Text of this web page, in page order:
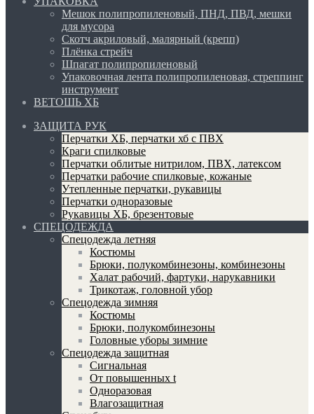
Мешок полипропиленовый, ПНД, ПВД, мешки
для мусора
Скотч акриловый, малярный (крепп)
Плёнка стрейч
Шпагат полипропиленовый
Упаковочная лента полипропиленовая, стреппинг
инструмент
ВЕТОШЬ ХБ
ЗАЩИТА РУК
Перчатки ХБ, перчатки хб с ПВХ
Краги спилковые
Перчатки облитые нитрилом, ПВХ, латексом
Перчатки рабочие спилковые, кожаные
Утепленные перчатки, рукавицы
Перчатки одноразовые
Рукавицы ХБ, брезентовые
СПЕЦОДЕЖДА
Спецодежда летняя
Костюмы
Брюки, полукомбинезоны, комбинезоны
Халат рабочий, фартуки, нарукавники
Трикотаж, головной убор
Спецодежда зимняя
Костюмы
Брюки, полукомбинезоны
Головные уборы зимние
Спецодежда защитная
Сигнальная
От повышенных t
Одноразовая
Влагозащитная